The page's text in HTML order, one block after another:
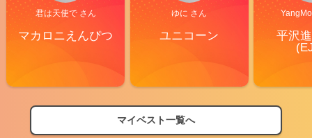
君は天使で さん
マカロニえんぴつ
ゆに さん
ユニコーン
平沢
マイベスト一覧へ